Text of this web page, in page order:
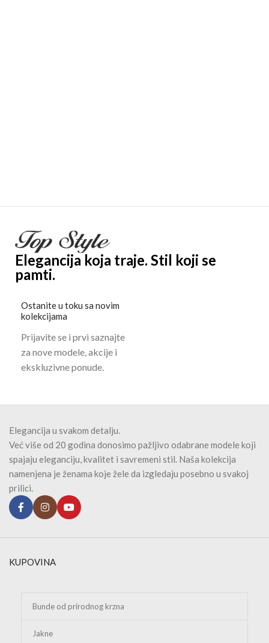
Elegancija koja traje. Stil koji se
pamti.
Ostanite u toku sa novim
kolekcijama
Prijavite se i prvi saznajte
za nove modele, akcije i
ekskluzivne ponude.
Elegancija u svakom detalju.
Već više od 20 godina donosimo pažljivo odabrane modele koji
spajaju eleganciju, kvalitet i savremeni stil. Naša kolekcija
namenjena je ženama koje žele da izgledaju posebno u svakoj
prilici.
KUPOVINA
Bunde od prirodnog krzna
Jakne